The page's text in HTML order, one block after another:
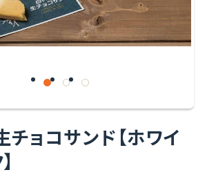
ョコサンド【ホワイ